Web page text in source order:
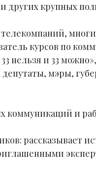
других крупных
курсов по
нельзя и 33
мэры,
коммуникаций и
рассказывает